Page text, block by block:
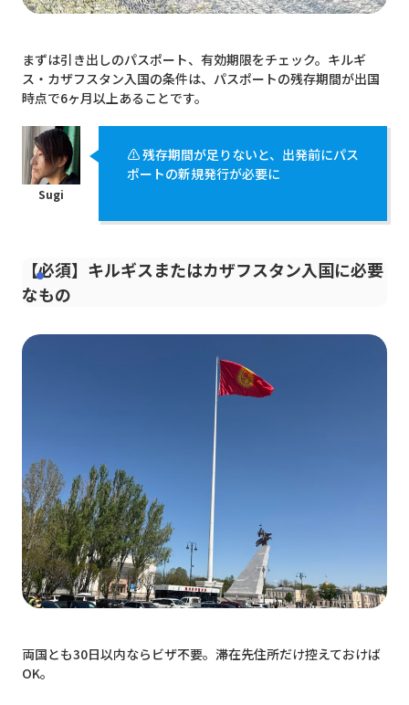
まずは引き出しのパスポート、有効期限をチェック。キルギ
ス・カザフスタン入国の条件は、パスポートの残存期間が出国
時点で6ヶ月以上あることです。
⚠️ 残存期間が足りないと、出発前にパス
ポートの新規発行が必要に
【必須】キルギスまたはカザフスタン入国に必要
なもの
両国とも30日以内ならビザ不要。滞在先住所だけ控えておけば
OK。